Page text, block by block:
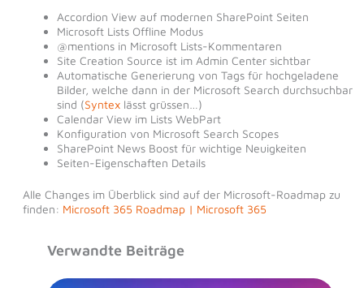
Accordion View auf modernen SharePoint Seiten
Microsoft Lists Offline Modus
@mentions in Microsoft Lists-Kommentaren
Site Creation Source ist im Admin Center sichtbar
Automatische Generierung von Tags für hochgeladene
Bilder, welche dann in der Microsoft Search durchsuchbar
sind (Syntex lässt grüssen…)
Calendar View im Lists WebPart
Konfiguration von Microsoft Search Scopes
SharePoint News Boost für wichtige Neuigkeiten
Seiten-Eigenschaften Details
Alle Changes im Überblick sind auf der Microsoft-Roadmap zu
finden: Microsoft 365 Roadmap | Microsoft 365
Verwandte Beiträge